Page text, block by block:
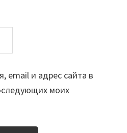
email и адрес сайта в
моих